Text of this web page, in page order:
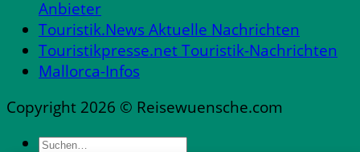
Anbieter
Touristik.News Aktuelle Nachrichten
Touristikpresse.net Touristik-Nachrichten
Mallorca-Infos
Copyright 2026 © Reisewuensche.com